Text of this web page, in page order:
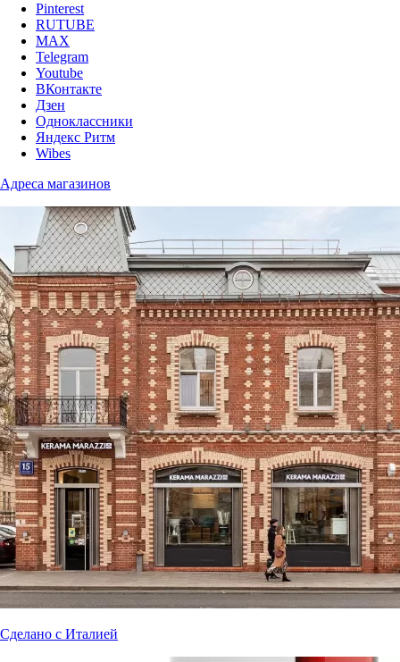
Pinterest
RUTUBE
MAX
Telegram
Youtube
ВКонтакте
Дзен
Одноклассники
Яндекс Ритм
Wibes
Адреса магазинов
Сделано с Италией